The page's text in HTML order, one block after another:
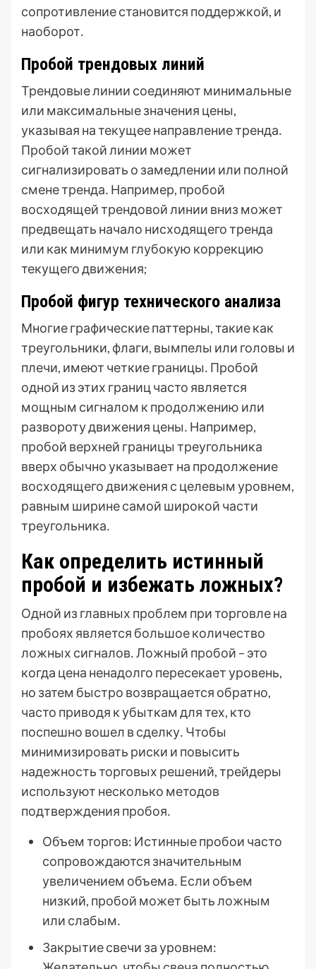
сопротивление становится поддержкой, и
наоборот․
Пробой трендовых линий
Трендовые линии соединяют минимальные
или максимальные значения цены,
указывая на текущее направление тренда․
Пробой такой линии может
сигнализировать о замедлении или полной
смене тренда․ Например, пробой
восходящей трендовой линии вниз может
предвещать начало нисходящего тренда
или как минимум глубокую коррекцию
текущего движения;
Пробой фигур технического анализа
Многие графические паттерны, такие как
треугольники, флаги, вымпелы или головы и
плечи, имеют четкие границы․ Пробой
одной из этих границ часто является
мощным сигналом к продолжению или
развороту движения цены․ Например,
пробой верхней границы треугольника
вверх обычно указывает на продолжение
восходящего движения с целевым уровнем,
равным ширине самой широкой части
треугольника․
Как определить истинный
пробой и избежать ложных?
Одной из главных проблем при торговле на
пробоях является большое количество
ложных сигналов․ Ложный пробой – это
когда цена ненадолго пересекает уровень,
но затем быстро возвращается обратно,
часто приводя к убыткам для тех, кто
поспешно вошел в сделку․ Чтобы
минимизировать риски и повысить
надежность торговых решений, трейдеры
используют несколько методов
подтверждения пробоя․
Объем торгов: Истинные пробои часто
сопровождаются значительным
увеличением объема․ Если объем
низкий, пробой может быть ложным
или слабым․
Закрытие свечи за уровнем: